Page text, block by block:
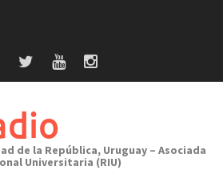
de la República, Uruguay – Asociada
Universitaria (RIU)